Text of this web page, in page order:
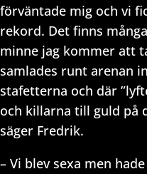
förväntade mig och vi
rekord. Det finns
minne jag kommer att
samlades runt arenan
stafetterna och där
och killarna till guld på
säger Fredrik.
– Vi blev sexa men